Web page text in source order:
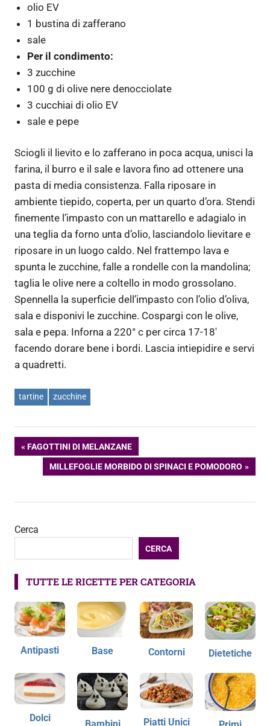
olio EV
1 bustina di zafferano
sale
Per il condimento:
3 zucchine
100 g di olive nere denocciolate
3 cucchiai di olio EV
sale e pepe
Sciogli il lievito e lo zafferano in poca acqua, unisci la
farina, il burro e il sale e lavora fino ad ottenere una
pasta di media consistenza. Falla riposare in
ambiente tiepido, coperta, per un quarto d’ora. Stendi
finemente l’impasto con un mattarello e adagialo in
una teglia da forno unta d’olio, lasciandolo lievitare e
riposare in un luogo caldo. Nel frattempo lava e
spunta le zucchine, falle a rondelle con la mandolina;
taglia le olive nere a coltello in modo grossolano.
Spennella la superficie dell’impasto con l’olio d’oliva,
sala e disponivi le zucchine. Cospargi con le olive,
sala e pepa. Inforna a 220° c per circa 17-18′
facendo dorare bene i bordi. Lascia intiepidire e servi
a quadretti.
tartine zucchine
Navigazione
articoli
ARTICOLO
PRECEDENTE:
FAGOTTINI DI MELANZANE
ARTICOLO
MILLEFOGLIE MORBIDO DI SPINACI E POMODORO
Cerca
CERCA
TUTTE LE RICETTE PER CATEGORIA
Antipasti Base Contorni Dietetiche
Dolci Piatti Unici